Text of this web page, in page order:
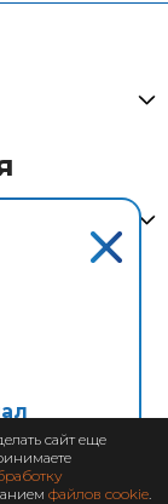
сайт еще
файлов cookie.